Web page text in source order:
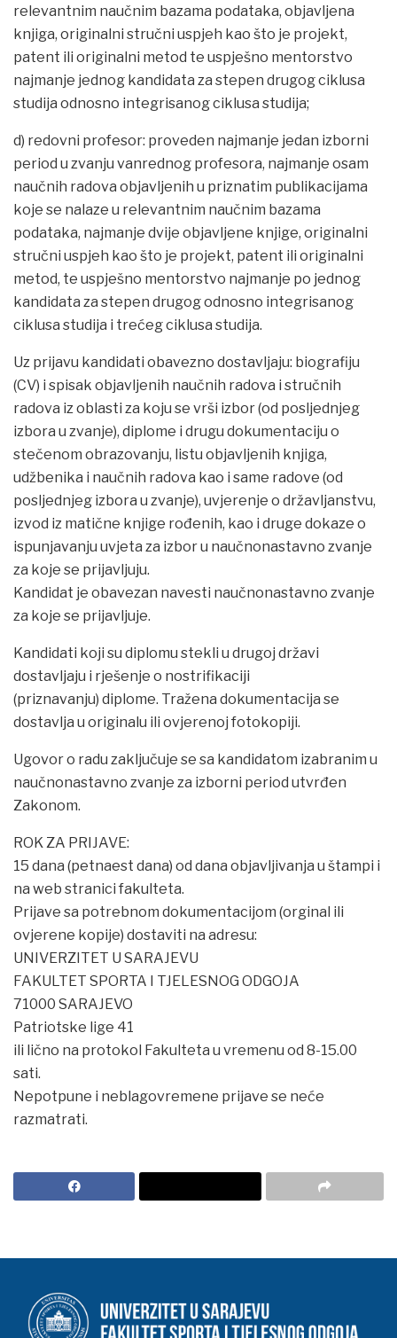
relevantnim naučnim bazama podataka, objavljena
knjiga, originalni stručni uspjeh kao što je projekt,
patent ili originalni metod te uspješno mentorstvo
najmanje jednog kandidata za stepen drugog ciklusa
studija odnosno integrisanog ciklusa studija;
d) redovni profesor: proveden najmanje jedan izborni
period u zvanju vanrednog profesora, najmanje osam
naučnih radova objavljenih u priznatim publikacijama
koje se nalaze u relevantnim naučnim bazama
podataka, najmanje dvije objavljene knjige, originalni
stručni uspjeh kao što je projekt, patent ili originalni
metod, te uspješno mentorstvo najmanje po jednog
kandidata za stepen drugog odnosno integrisanog
ciklusa studija i trećeg ciklusa studija.
Uz prijavu kandidati obavezno dostavljaju: biografiju
(CV) i spisak objavljenih naučnih radova i stručnih
radova iz oblasti za koju se vrši izbor (od posljednjeg
izbora u zvanje), diplome i drugu dokumentaciju o
stečenom obrazovanju, listu objavljenih knjiga,
udžbenika i naučnih radova kao i same radove (od
posljednjeg izbora u zvanje), uvjerenje o državljanstvu,
izvod iz matične knjige rođenih, kao i druge dokaze o
ispunjavanju uvjeta za izbor u naučnonastavno zvanje
za koje se prijavljuju.
Kandidat je obavezan navesti naučnonastavno zvanje
za koje se prijavljuje.
Kandidati koji su diplomu stekli u drugoj državi
dostavljaju i rješenje o nostrifikaciji
(priznavanju) diplome. Tražena dokumentacija se
dostavlja u originalu ili ovjerenoj fotokopiji.
Ugovor o radu zaključuje se sa kandidatom izabranim u
naučnonastavno zvanje za izborni period utvrđen
Zakonom.
ROK ZA PRIJAVE:
15 dana (petnaest dana) od dana objavljivanja u štampi i
na web stranici fakulteta.
Prijave sa potrebnom dokumentacijom (orginal ili
ovjerene kopije) dostaviti na adresu:
UNIVERZITET U SARAJEVU
FAKULTET SPORTA I TJELESNOG ODGOJA
71000 SARAJEVO
Patriotske lige 41
ili lično na protokol Fakulteta u vremenu od 8-15.00
sati.
Nepotpune i neblagovremene prijave se neće
razmatrati.